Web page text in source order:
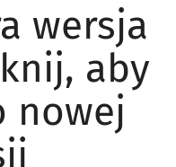
wersja
aby
nowej